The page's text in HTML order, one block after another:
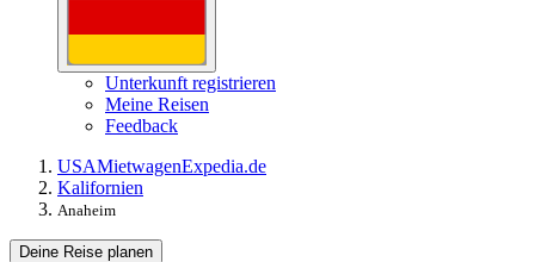
Unterkunft registrieren
Meine Reisen
Feedback
USAMietwagenExpedia.de
Kalifornien
Anaheim
Deine Reise planen